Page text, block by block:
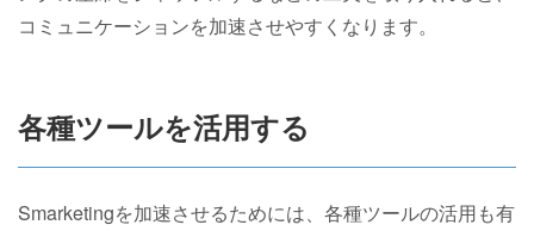
コミュニケーションを加速させやすくなります。
各種ツールを活用する
Smarketingを加速させるためには、各種ツールの活用も有